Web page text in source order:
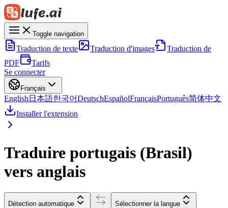
Toggle navigation
Traduction de texte Traduction d'images
Traduction de
PDF
Tarifs
Se connecter
Français
English 日本語한국어DeutschEspañolFrançaisPortuguês简体中文
Installer l'extension
Traduire portugais (Brasil)
vers anglais
Détection automatique Sélectionner la langue